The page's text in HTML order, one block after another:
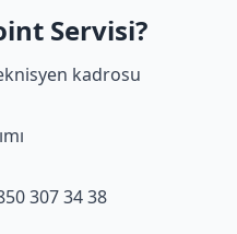
Servisi?
kadrosu
307 34 38